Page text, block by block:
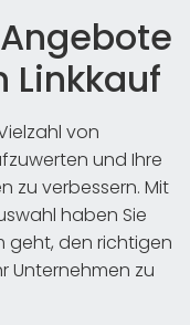
Linkkauf
von
und Ihre
zu verbessern. Mit
haben Sie
geht, den richtigen
Unternehmen zu